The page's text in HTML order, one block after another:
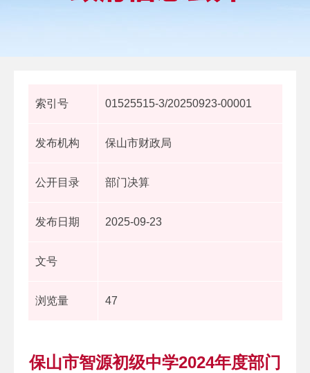
索引号 01525515-3/20250923-00001
发布机构 保山市财政局
公开目录 部门决算
发布日期 2025-09-23
文号
浏览量 47
保山市智源初级中学2024年度部门